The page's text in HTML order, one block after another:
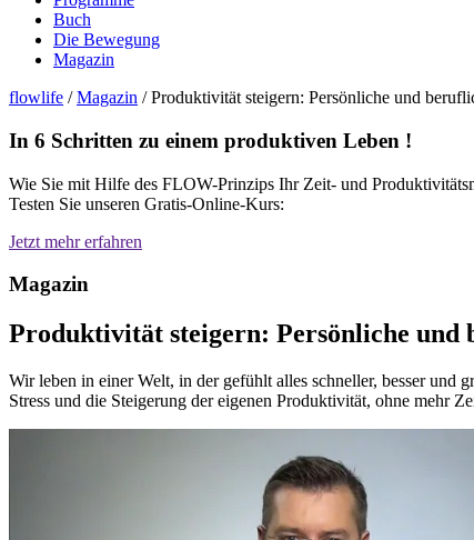
Buch
Die Bewegung
Magazin
flowlife /Magazin /Produktivität steigern: Persönliche und
In 6 Schritten zu einem produktiven Leben !
Wie Sie mit Hilfe des FLOW-Prinzips Ihr Zeit- und
Testen Sie unseren Gratis-Online-Kurs:
Jetzt mehr erfahren
Magazin
Produktivität steigern: Persönliche
Wir leben in einer Welt, in der gefühlt alles schneller, besser und
Stress und die Steigerung der eigenen Produktivität, ohne mehr